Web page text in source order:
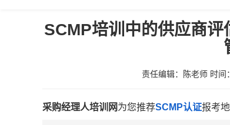
SCMP培训中的供应商
责任编辑：陈老师 时间
采购经理人培训网为您推荐SCMP认证报考